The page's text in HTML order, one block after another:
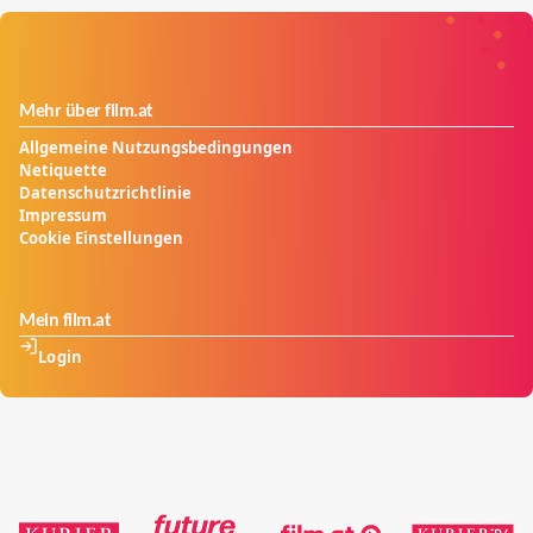
Mandarin will Trevor kennenlernen. Der One-Shot
Mehr über film.at
Allgemeine Nutzungsbedingungen
Netiquette
Datenschutzrichtlinie
Impressum
Cookie Einstellungen
Mein film.at
Login